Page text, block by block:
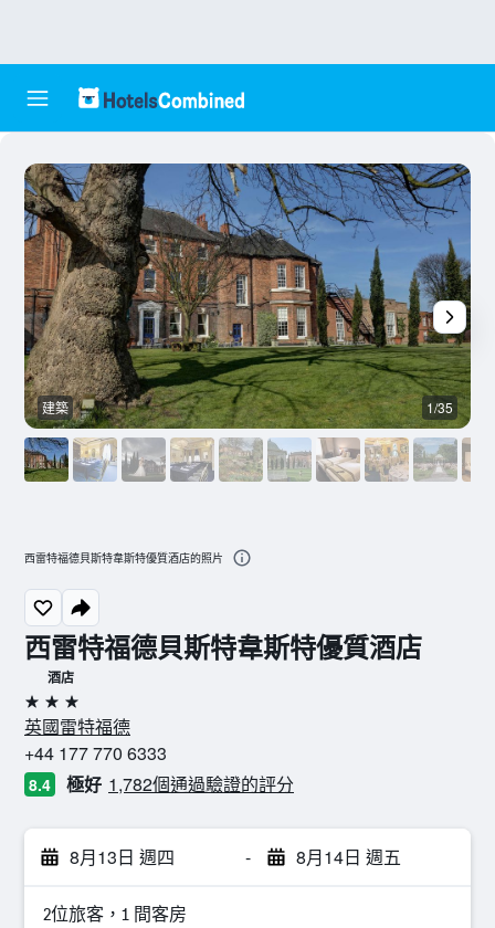
西雷特福德貝斯特韋斯特優質酒店
酒店
3星級
英國雷特福德
+44 177 770 6333
8.4 極好 1,782個通過驗證的評分
8月13日 週四 - 8月14日 週五
2位旅客，1 間客房
建築 1/35
西雷特福德貝斯特韋斯特優質酒店的照片